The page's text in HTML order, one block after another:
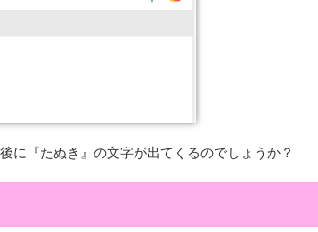
に『たぬき』の文字が出てくるのでしょうか？